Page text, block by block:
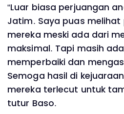
“Luar biasa perjuangan
Jatim. Saya puas melihat
mereka meski ada dari
maksimal. Tapi masih
memperbaiki dan
Semoga hasil di
mereka terlecut untuk
tutur Baso.